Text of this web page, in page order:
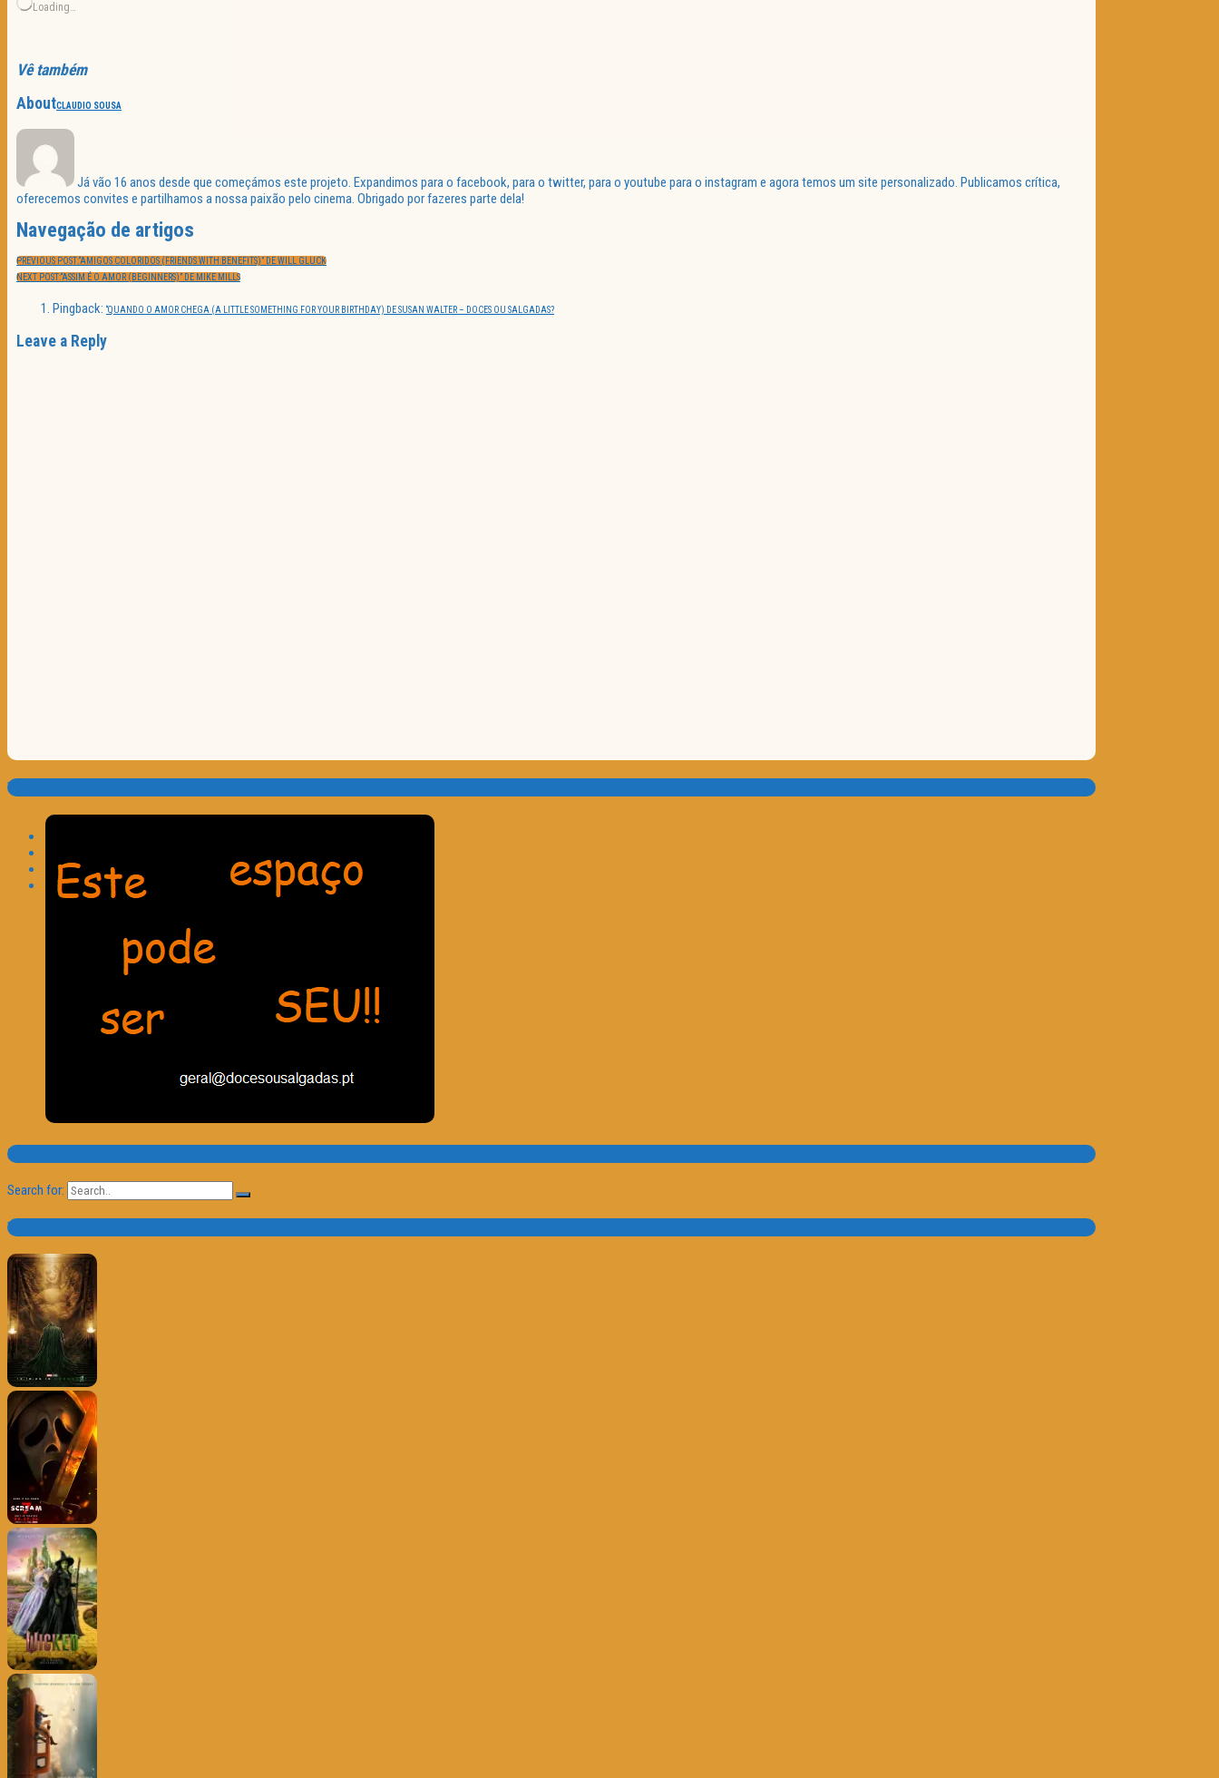
Loading…
Vê também
AboutCLAUDIO SOUSA
Já vão 16 anos desde que começámos este projeto. Expandimos para o facebook, para o twitter, para o youtube para o instagram e agora temos um site personalizado. Publicamos crítica,
oferecemos convites e partilhamos a nossa paixão pelo cinema. Obrigado por fazeres parte dela!
Navegação de artigos
PREVIOUS POST:“AMIGOS COLORIDOS (FRIENDS WITH BENEFITS)” DE WILL GLUCK
NEXT POST:“ASSIM É O AMOR (BEGINNERS)” DE MIKE MILLS
Pingback: “QUANDO O AMOR CHEGA (A LITTLE SOMETHING FOR YOUR BIRTHDAY) DE SUSAN WALTER – DOCES OU SALGADAS?
Leave a Reply
Translate:
Pesquisa
Search for:
Trailer e Poster do Dia